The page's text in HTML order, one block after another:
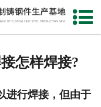
网站首页
怎样焊接?
进行焊接，但由于